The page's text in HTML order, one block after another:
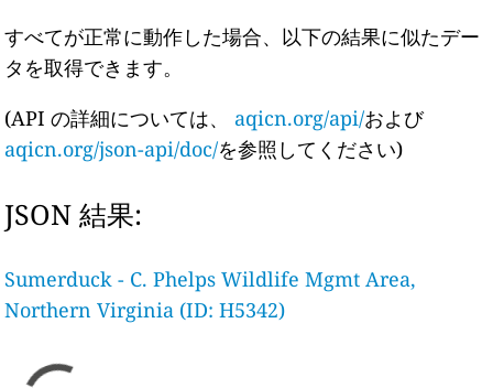
すべてが正常に動作した場合、以下の結果に似たデー
タを取得できます。
(API の詳細については、 aqicn.org/api/および
aqicn.org/json-api/doc/を参照してください)
JSON 結果:
Sumerduck - C. Phelps Wildlife Mgmt Area,
Northern Virginia (ID: H5342)